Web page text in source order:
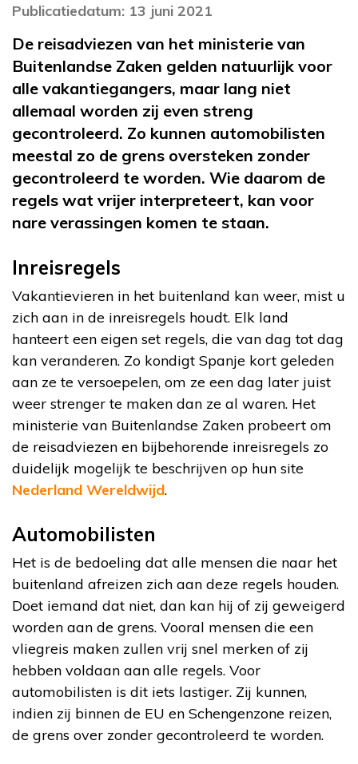
Publicatiedatum: 13 juni 2021
De reisadviezen van het ministerie van
Buitenlandse Zaken gelden natuurlijk voor
alle vakantiegangers, maar lang niet
allemaal worden zij even streng
gecontroleerd. Zo kunnen automobilisten
meestal zo de grens oversteken zonder
gecontroleerd te worden. Wie daarom de
regels wat vrijer interpreteert, kan voor
nare verassingen komen te staan.
Inreisregels
Vakantievieren in het buitenland kan weer, mist u
zich aan in de inreisregels houdt. Elk land
hanteert een eigen set regels, die van dag tot dag
kan veranderen. Zo kondigt Spanje kort geleden
aan ze te versoepelen, om ze een dag later juist
weer strenger te maken dan ze al waren. Het
ministerie van Buitenlandse Zaken probeert om
de reisadviezen en bijbehorende inreisregels zo
duidelijk mogelijk te beschrijven op hun site
Nederland Wereldwijd.
Automobilisten
Het is de bedoeling dat alle mensen die naar het
buitenland afreizen zich aan deze regels houden.
Doet iemand dat niet, dan kan hij of zij geweigerd
worden aan de grens. Vooral mensen die een
vliegreis maken zullen vrij snel merken of zij
hebben voldaan aan alle regels. Voor
automobilisten is dit iets lastiger. Zij kunnen,
indien zij binnen de EU en Schengenzone reizen,
de grens over zonder gecontroleerd te worden.